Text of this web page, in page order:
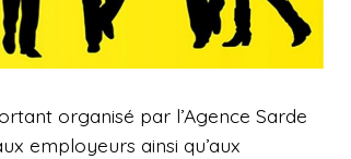
organisé par l’Agence Sarde
employeurs ainsi qu’aux